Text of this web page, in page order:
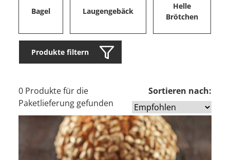
Bagel Laugengebäck
Helle
Brötchen
Produkte filtern
0 Produkte für die
Paketlieferung gefunden
Sortieren nach: